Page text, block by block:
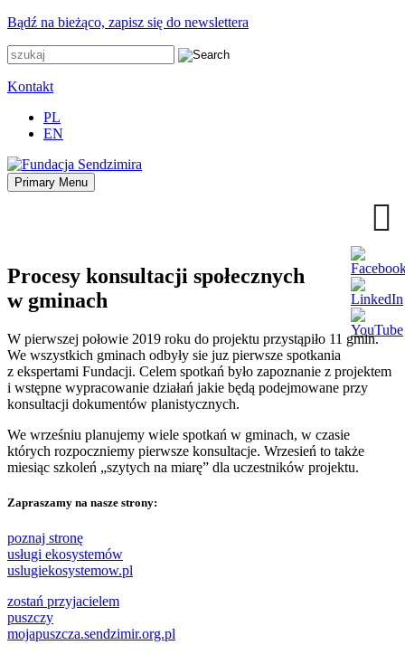
Przejdź
zawartości
Bądź na bieżąco, zapisz się do newslettera
Kontakt
PL
EN
Fundacja Sendzimira
Oferujemy wsparcie doradcze i szkoleniowe z zakresu
zrównoważonego rozwoju miast, nasza specjalizacja to wdrażanie
błękitno-zielonej infrastruktury i adaptacja miast do zmian klimatu
Primary Menu
Procesy konsultacji społecznych
w gminach
W pierwszej połowie 2019 roku do projektu przystąpiło 11 gmin.
We wszystkich gminach odbyły sie juz pierwsze spotkania
z ekspertami Fundacji. Celem spotkań było zapoznanie z projektem
i wstępne wypracowanie działań jakie będą podejmowane przy
konsultacji dokumentów planistycznych.
We wrześniu planujemy wiele spotkań w gminach, w czasie
których rozpoczniemy pierwsze konsultacje. Wrzesień to także
miesiąc szkoleń „szytych na miarę” dla uczestników projektu.
Zapraszamy na nasze strony:
poznaj stronę
usługi ekosystemów
uslugiekosystemow.pl
zostań przyjacielem
puszczy
mojapuszcza.sendzimir.org.pl